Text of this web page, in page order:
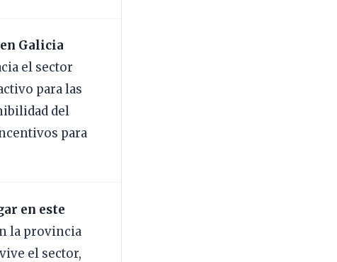
Galicia
el sector
para las
del
para
en este
la provincia
el sector,